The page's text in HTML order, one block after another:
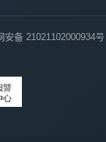
安备 21021102000934号